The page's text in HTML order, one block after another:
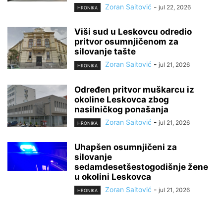
HRONIKA Zoran Saitović - jul 22, 2026
Viši sud u Leskovcu odredio
pritvor osumnjičenom za
silovanje tašte
HRONIKA Zoran Saitović - jul 21, 2026
Određen pritvor muškarcu iz
okoline Leskovca zbog
nasilničkog ponašanja
HRONIKA Zoran Saitović - jul 21, 2026
Uhapšen osumnjičeni za
silovanje
sedamdesetšestogodišnje žene
u okolini Leskovca
HRONIKA Zoran Saitović - jul 21, 2026